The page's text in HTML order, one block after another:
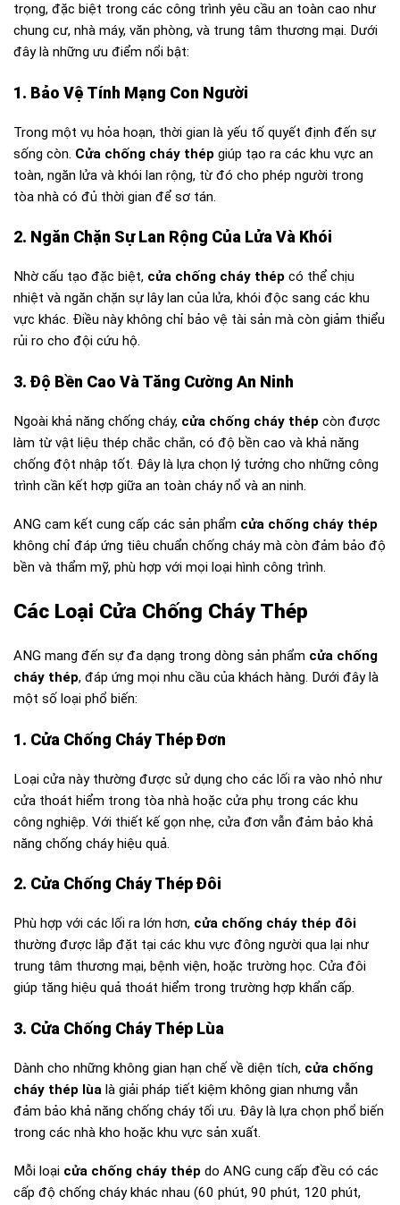
trọng, đặc biệt trong các công trình yêu cầu an toàn cao như
chung cư, nhà máy, văn phòng, và trung tâm thương mại. Dưới
đây là những ưu điểm nổi bật:
1. Bảo Vệ Tính Mạng Con Người
Trong một vụ hỏa hoạn, thời gian là yếu tố quyết định đến sự
sống còn. Cửa chống cháy thép giúp tạo ra các khu vực an
toàn, ngăn lửa và khói lan rộng, từ đó cho phép người trong
tòa nhà có đủ thời gian để sơ tán.
2. Ngăn Chặn Sự Lan Rộng Của Lửa Và Khói
Nhờ cấu tạo đặc biệt, cửa chống cháy thép có thể chịu
nhiệt và ngăn chặn sự lây lan của lửa, khói độc sang các khu
vực khác. Điều này không chỉ bảo vệ tài sản mà còn giảm thiểu
rủi ro cho đội cứu hộ.
3. Độ Bền Cao Và Tăng Cường An Ninh
Ngoài khả năng chống cháy, cửa chống cháy thép còn được
làm từ vật liệu thép chắc chắn, có độ bền cao và khả năng
chống đột nhập tốt. Đây là lựa chọn lý tưởng cho những công
trình cần kết hợp giữa an toàn cháy nổ và an ninh.
ANG cam kết cung cấp các sản phẩm cửa chống cháy thép
không chỉ đáp ứng tiêu chuẩn chống cháy mà còn đảm bảo độ
bền và thẩm mỹ, phù hợp với mọi loại hình công trình.
Các Loại Cửa Chống Cháy Thép
ANG mang đến sự đa dạng trong dòng sản phẩm cửa chống
cháy thép, đáp ứng mọi nhu cầu của khách hàng. Dưới đây là
một số loại phổ biến:
1. Cửa Chống Cháy Thép Đơn
Loại cửa này thường được sử dụng cho các lối ra vào nhỏ như
cửa thoát hiểm trong tòa nhà hoặc cửa phụ trong các khu
công nghiệp. Với thiết kế gọn nhẹ, cửa đơn vẫn đảm bảo khả
năng chống cháy hiệu quả.
2. Cửa Chống Cháy Thép Đôi
Phù hợp với các lối ra lớn hơn, cửa chống cháy thép đôi
thường được lắp đặt tại các khu vực đông người qua lại như
trung tâm thương mại, bệnh viện, hoặc trường học. Cửa đôi
giúp tăng hiệu quả thoát hiểm trong trường hợp khẩn cấp.
3. Cửa Chống Cháy Thép Lùa
Dành cho những không gian hạn chế về diện tích, cửa chống
cháy thép lùa là giải pháp tiết kiệm không gian nhưng vẫn
đảm bảo khả năng chống cháy tối ưu. Đây là lựa chọn phổ biến
trong các nhà kho hoặc khu vực sản xuất.
Mỗi loại cửa chống cháy thép do ANG cung cấp đều có các
cấp độ chống cháy khác nhau (60 phút, 90 phút, 120 phút,